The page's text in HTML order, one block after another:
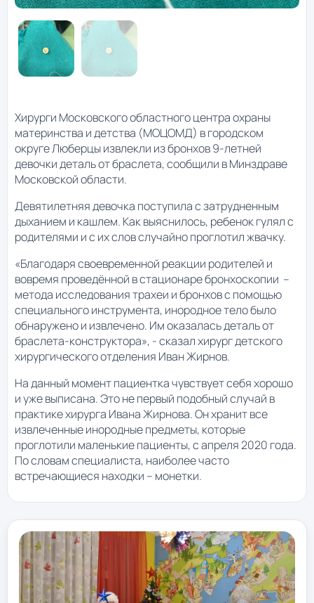
Хирурги Московского областного центра охраны
материнства и детства (МОЦОМД) в городском
округе Люберцы извлекли из бронхов 9-летней
девочки деталь от браслета, сообщили в Минздраве
Московской области.
Девятилетняя девочка поступила с затрудненным
дыханием и кашлем. Как выяснилось, ребенок гулял с
родителями и с их слов случайно проглотил жвачку.
«Благодаря своевременной реакции родителей и
вовремя проведённой в стационаре бронхоскопии –
метода исследования трахеи и бронхов с помощью
специального инструмента, инородное тело было
обнаружено и извлечено. Им оказалась деталь от
браслета-конструктора», - сказал хирург детского
хирургического отделения Иван Жирнов.
На данный момент пациентка чувствует себя хорошо
и уже выписана. Это не первый подобный случай в
практике хирурга Ивана Жирнова. Он хранит все
извлеченные инородные предметы, которые
проглотили маленькие пациенты, с апреля 2020 года.
По словам специалиста, наиболее часто
встречающиеся находки – монетки.